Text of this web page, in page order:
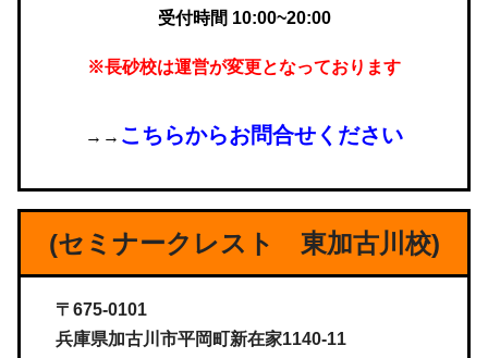
受付時間 10:00~20:00
※長砂校は運営が変更となっております
→→ こちらからお問合せください
(セミナークレスト 東加古川校)
〒675-0101
兵庫県加古川市平岡町新在家1140-11